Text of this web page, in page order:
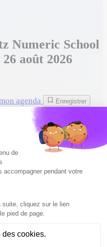
Numeric School
août 2026
agenda Enregistrer
porte ouverte en ligne le
à 17:30 : connecte-toi pour
formations à distance.